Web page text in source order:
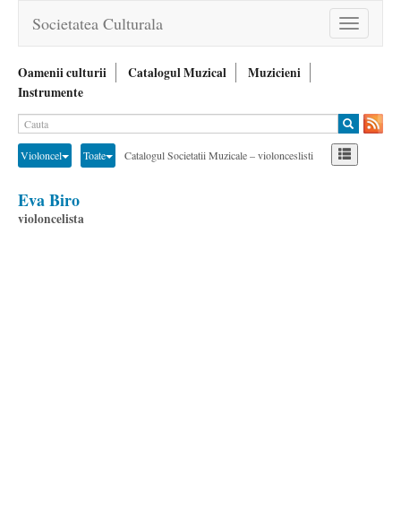
Toggle
navigation
Societatea Culturala
Oamenii culturii Catalogul Muzical
Muzicieni
Instrumente
Violoncel Toate Catalogul Societatii Muzicale – violonceslisti
Eva Biro
violoncelista